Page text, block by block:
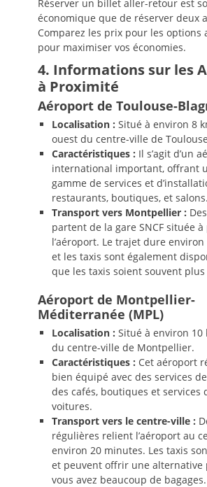
Réserver un billet aller-retour est
économique que de réserver deux
Comparez les prix pour les options
pour maximiser vos économies.
4. Informations sur les
à Proximité
Aéroport de Toulouse-
Localisation : Situé à environ 8
ouest du centre-ville de
Caractéristiques : Il s’agit d’un
international important, offrant
gamme de services et
restaurants, boutiques, et salons.
Transport vers Montpellier :
partent de la gare SNCF située
l’aéroport. Le trajet dure environ
et les taxis sont également
que les taxis soient souvent plus
Aéroport de Montpellier-
Méditerranée (MPL)
Localisation : Situé à environ 10
du centre-ville de Montpellier.
Caractéristiques : Cet aéroport
bien équipé avec des services
des cafés, boutiques et services
voitures.
Transport vers le centre-ville :
régulières relient l’aéroport au
environ 20 minutes. Les taxis
et peuvent offrir une alternative
vous avez beaucoup de bagages.